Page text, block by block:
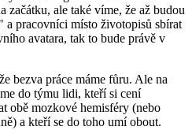
začátku, ale také víme, že až budou
a pracovníci místo životopisů sbírat
avatara, tak to bude právě v
bezva práce máme fůru. Ale na
do týmu lidi, kteří si cení
obě mozkové hemisféry (nebo
a kteří se do toho umí obout.